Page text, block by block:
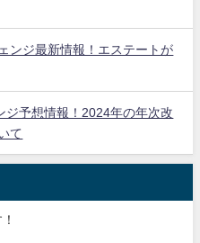
ンジ最新情報！エステートが
ジ予想情報！2024年の年次改
て